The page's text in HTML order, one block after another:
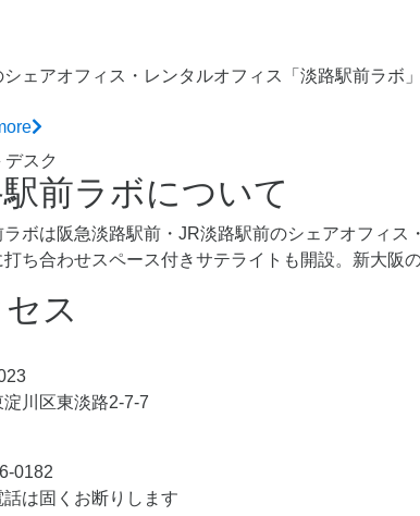
シェアオフィス・レンタルオフィス「淡路駅前ラ
デスク
前ラボについて
ボは阪急淡路駅前・JR淡路駅前のシェアオフィ
打ち合わせスペース付きサテライトも開設。新大阪
ス
淀川区東淡路2-7-7
0182
は固くお断りします